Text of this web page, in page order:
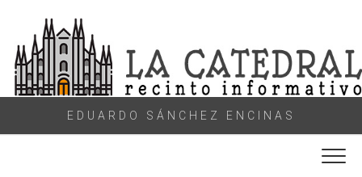
content
EDUARDO SÁNCHEZ ENCINAS